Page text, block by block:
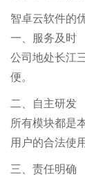
智卓云软件的
一、服务及时
公司地处长江
便。
二、自主研发
所有模块都是
用户的合法使用
三、责任明确